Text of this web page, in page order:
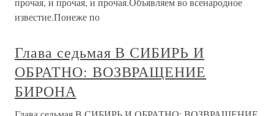
известие.Понеже по
Глава седьмая В СИБИРЬ И
ОБРАТНО: ВОЗВРАЩЕНИЕ
БИРОНА